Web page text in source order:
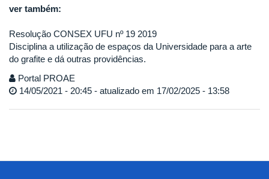
ver também:
Resolução CONSEX UFU nº 19 2019
Disciplina a utilização de espaços da Universidade para a arte
do grafite e dá outras providências.
Portal PROAE
14/05/2021 - 20:45 - atualizado em 17/02/2025 - 13:58